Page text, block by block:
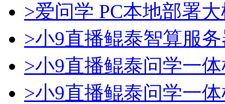
>爱问学 PC本地部署
>小9直播鲲泰智算服
>小9直播鲲泰问学一
>小9直播鲲泰问学一体